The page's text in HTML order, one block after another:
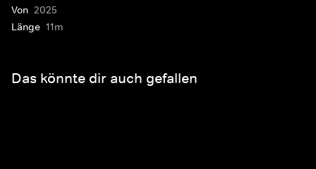
Von 2025
Länge 11m
Das könnte dir auch gefallen